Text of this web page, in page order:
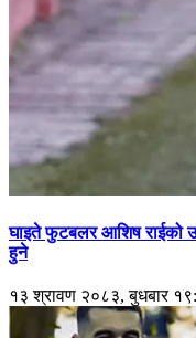
घाइते फुटबलर आशिष राईको
हुने
१३ श्रावण २०८३, बुधबार